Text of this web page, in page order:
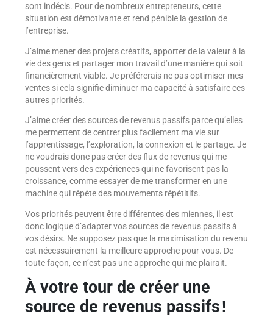
sont indécis. Pour de nombreux entrepreneurs, cette
situation est démotivante et rend pénible la gestion de
l’entreprise.
J’aime mener des projets créatifs, apporter de la valeur à la
vie des gens et partager mon travail d’une manière qui soit
financièrement viable. Je préférerais ne pas optimiser mes
ventes si cela signifie diminuer ma capacité à satisfaire ces
autres priorités.
J’aime créer des sources de revenus passifs parce qu’elles
me permettent de centrer plus facilement ma vie sur
l’apprentissage, l’exploration, la connexion et le partage. Je
ne voudrais donc pas créer des flux de revenus qui me
poussent vers des expériences qui ne favorisent pas la
croissance, comme essayer de me transformer en une
machine qui répète des mouvements répétitifs.
Vos priorités peuvent être différentes des miennes, il est
donc logique d’adapter vos sources de revenus passifs à
vos désirs. Ne supposez pas que la maximisation du revenu
est nécessairement la meilleure approche pour vous. De
toute façon, ce n’est pas une approche qui me plairait.
À votre tour de créer une
source de revenus passifs !